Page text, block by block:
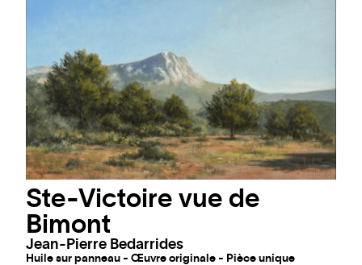
Ste-Victoire vue de
Bimont
Jean-Pierre Bedarrides
Huile sur panneau - Œuvre originale - Pièce unique